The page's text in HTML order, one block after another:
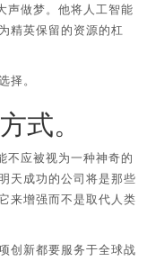
声做梦。他将人工智能
精英保留的资源的杠
择。
式。
不应被视为一种神奇的
天成功的公司将是那些
来增强而不是取代人类
创新都要服务于全球战